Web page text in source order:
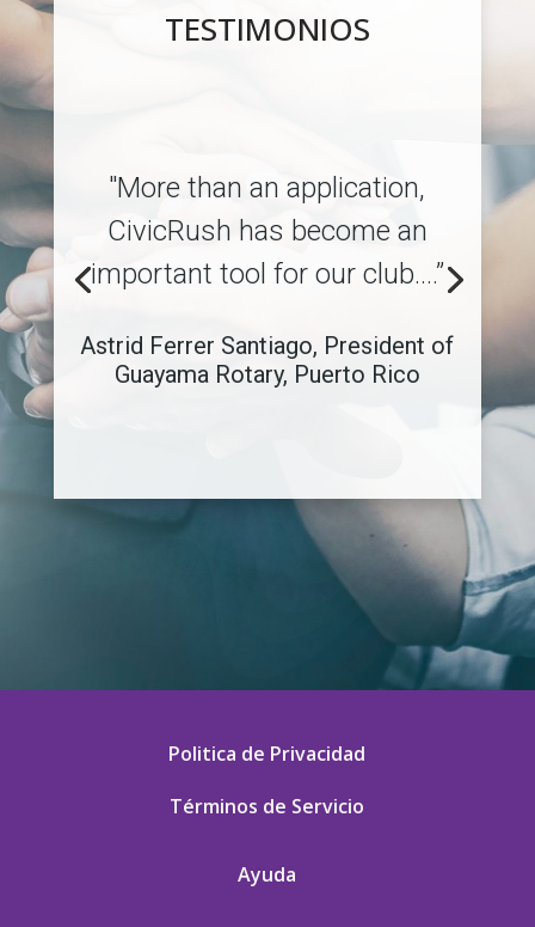
TESTIMONIOS
"More than an application,
CivicRush has become an
important tool for our club.…”
Astrid Ferrer Santiago, President of
Guayama Rotary, Puerto Rico
Politica de Privacidad
Términos de Servicio
Ayuda